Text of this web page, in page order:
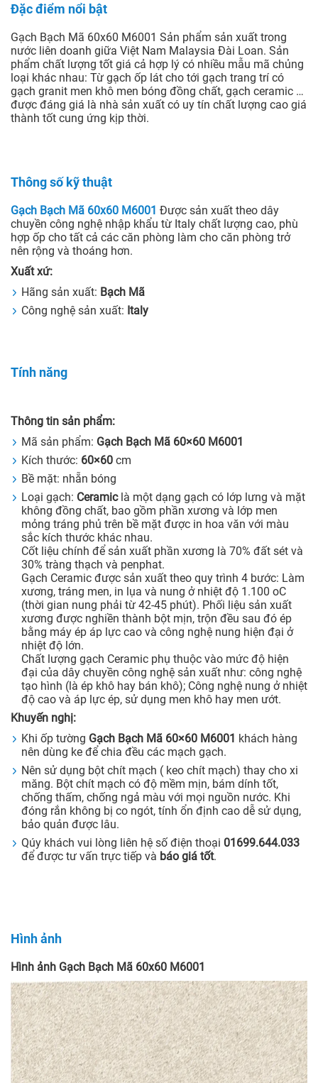
Đặc điểm nổi bật
Gạch Bạch Mã 60x60 M6001 Sản phẩm sản xuất trong
nước liên doanh giữa Việt Nam Malaysia Đài Loan. Sản
phẩm chất lượng tốt giá cả hợp lý có nhiều mẫu mã chủng
loại khác nhau: Từ gạch ốp lát cho tới gạch trang trí có
gạch granit men khô men bóng đồng chất, gạch ceramic …
được đáng giá là nhà sản xuất có uy tín chất lượng cao giá
thành tốt cung ứng kịp thời.
Thông số kỹ thuật
Gạch Bạch Mã 60x60 M6001 Được sản xuất theo dây
chuyền công nghệ nhập khẩu từ Italy chất lượng cao, phù
hợp ốp cho tất cả các căn phòng làm cho căn phòng trở
nên rộng và thoáng hơn.
Xuất xứ:
Hãng sản xuất: Bạch Mã
Công nghệ sản xuất: Italy
Tính năng
Thông tin sản phẩm:
Mã sản phẩm: Gạch Bạch Mã 60×60 M6001
Kích thước: 60×60 cm
Bề mặt: nhẵn bóng
Loại gạch: Ceramiclà một dạng gạch có lớp lưng và mặt
không đồng chất, bao gồm phần xương và lớp men
mỏng tráng phủ trên bề mặt được in hoa văn với màu
sắc kích thước khác nhau.
Cốt liệu chính để sản xuất phần xương là 70% đất sét và
30% tràng thạch và penphat.
Gạch Ceramic được sản xuất theo quy trình 4 bước: Làm
xương, tráng men, in lụa và nung ở nhiệt độ 1.100 oC
(thời gian nung phải từ 42-45 phút). Phối liệu sản xuất
xương được nghiền thành bột mịn, trộn đều sau đó ép
bằng máy ép áp lực cao và công nghệ nung hiện đại ở
nhiệt độ lớn.
Chất lượng gạch Ceramic phụ thuộc vào mức độ hiện
đại của dây chuyền công nghệ sản xuất như: công nghệ
tạo hình (là ép khô hay bán khô); Công nghệ nung ở nhiệt
độ cao và áp lực ép, sử dụng men khô hay men ướt.
Khuyến nghị:
Khi ốp tường Gạch Bạch Mã 60×60 M6001 khách hàng
nên dùng ke để chia đều các mạch gạch.
Nên sử dụng bột chít mạch ( keo chít mạch) thay cho xi
măng. Bột chít mạch có độ mềm mịn, bám dính tốt,
chống thấm, chống ngả màu với mọi nguồn nước. Khi
đóng rắn không bị co ngót, tính ổn định cao dễ sử dụng,
bảo quản được lâu.
Qúy khách vui lòng liên hệ số điện thoại 01699.644.033
để được tư vấn trực tiếp và báo giá tốt.
Hình ảnh
Hình ảnh Gạch Bạch Mã 60x60 M6001